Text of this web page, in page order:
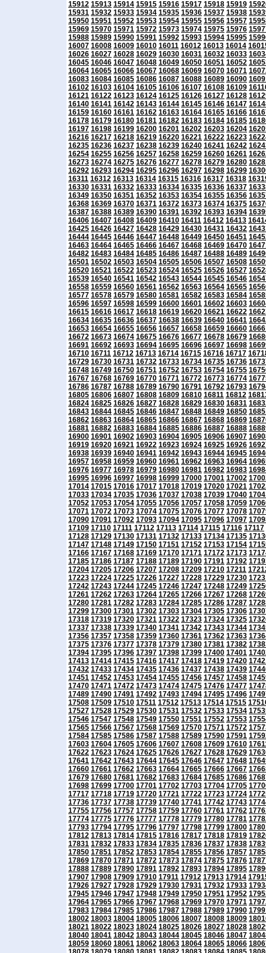
15912 15913 15914 15915 15916 15917 15918 15919
15931 15932 15933 15934 15935 15936 15937 15938
15950 15951 15952 15953 15954 15955 15956 15957
15969 15970 15971 15972 15973 15974 15975 15976
15988 15989 15990 15991 15992 15993 15994 15995
16007 16008 16009 16010 16011 16012 16013 16014
16026 16027 16028 16029 16030 16031 16032 16033
16045 16046 16047 16048 16049 16050 16051 16052
16064 16065 16066 16067 16068 16069 16070 16071
16083 16084 16085 16086 16087 16088 16089 16090
16102 16103 16104 16105 16106 16107 16108 16109
16121 16122 16123 16124 16125 16126 16127 16128
16140 16141 16142 16143 16144 16145 16146 16147
16159 16160 16161 16162 16163 16164 16165 16166
16178 16179 16180 16181 16182 16183 16184 16185
16197 16198 16199 16200 16201 16202 16203 16204
16216 16217 16218 16219 16220 16221 16222 16223
16235 16236 16237 16238 16239 16240 16241 16242
16254 16255 16256 16257 16258 16259 16260 16261
16273 16274 16275 16276 16277 16278 16279 16280
16292 16293 16294 16295 16296 16297 16298 16299
16311 16312 16313 16314 16315 16316 16317 16318
16330 16331 16332 16333 16334 16335 16336 16337
16349 16350 16351 16352 16353 16354 16355 16356
16368 16369 16370 16371 16372 16373 16374 16375
16387 16388 16389 16390 16391 16392 16393 16394
16406 16407 16408 16409 16410 16411 16412 16413
16425 16426 16427 16428 16429 16430 16431 16432
16444 16445 16446 16447 16448 16449 16450 16451
16463 16464 16465 16466 16467 16468 16469 16470
16482 16483 16484 16485 16486 16487 16488 16489
16501 16502 16503 16504 16505 16506 16507 16508
16520 16521 16522 16523 16524 16525 16526 16527
16539 16540 16541 16542 16543 16544 16545 16546
16558 16559 16560 16561 16562 16563 16564 16565
16577 16578 16579 16580 16581 16582 16583 16584
16596 16597 16598 16599 16600 16601 16602 16603
16615 16616 16617 16618 16619 16620 16621 16622
16634 16635 16636 16637 16638 16639 16640 16641
16653 16654 16655 16656 16657 16658 16659 16660
16672 16673 16674 16675 16676 16677 16678 16679
16691 16692 16693 16694 16695 16696 16697 16698
16710 16711 16712 16713 16714 16715 16716 16717
16729 16730 16731 16732 16733 16734 16735 16736
16748 16749 16750 16751 16752 16753 16754 16755
16767 16768 16769 16770 16771 16772 16773 16774
16786 16787 16788 16789 16790 16791 16792 16793
16805 16806 16807 16808 16809 16810 16811 16812
16824 16825 16826 16827 16828 16829 16830 16831
16843 16844 16845 16846 16847 16848 16849 16850
16862 16863 16864 16865 16866 16867 16868 16869
16881 16882 16883 16884 16885 16886 16887 16888
16900 16901 16902 16903 16904 16905 16906 16907
16919 16920 16921 16922 16923 16924 16925 16926
16938 16939 16940 16941 16942 16943 16944 16945
16957 16958 16959 16960 16961 16962 16963 16964
16976 16977 16978 16979 16980 16981 16982 16983
16995 16996 16997 16998 16999 17000 17001 17002
17014 17015 17016 17017 17018 17019 17020 17021
17033 17034 17035 17036 17037 17038 17039 17040
17052 17053 17054 17055 17056 17057 17058 17059
17071 17072 17073 17074 17075 17076 17077 17078
17090 17091 17092 17093 17094 17095 17096 17097
17109 17110 17111 17112 17113 17114 17115 17116 17117
17128 17129 17130 17131 17132 17133 17134 17135
17147 17148 17149 17150 17151 17152 17153 17154
17166 17167 17168 17169 17170 17171 17172 17173
17185 17186 17187 17188 17189 17190 17191 17192
17204 17205 17206 17207 17208 17209 17210 17211
17223 17224 17225 17226 17227 17228 17229 17230
17242 17243 17244 17245 17246 17247 17248 17249
17261 17262 17263 17264 17265 17266 17267 17268
17280 17281 17282 17283 17284 17285 17286 17287
17299 17300 17301 17302 17303 17304 17305 17306
17318 17319 17320 17321 17322 17323 17324 17325
17337 17338 17339 17340 17341 17342 17343 17344
17356 17357 17358 17359 17360 17361 17362 17363
17375 17376 17377 17378 17379 17380 17381 17382
17394 17395 17396 17397 17398 17399 17400 17401
17413 17414 17415 17416 17417 17418 17419 17420
17432 17433 17434 17435 17436 17437 17438 17439
17451 17452 17453 17454 17455 17456 17457 17458
17470 17471 17472 17473 17474 17475 17476 17477
17489 17490 17491 17492 17493 17494 17495 17496
17508 17509 17510 17511 17512 17513 17514 17515
17527 17528 17529 17530 17531 17532 17533 17534
17546 17547 17548 17549 17550 17551 17552 17553
17565 17566 17567 17568 17569 17570 17571 17572
17584 17585 17586 17587 17588 17589 17590 17591
17603 17604 17605 17606 17607 17608 17609 17610
17622 17623 17624 17625 17626 17627 17628 17629
17641 17642 17643 17644 17645 17646 17647 17648
17660 17661 17662 17663 17664 17665 17666 17667
17679 17680 17681 17682 17683 17684 17685 17686
17698 17699 17700 17701 17702 17703 17704 17705
17717 17718 17719 17720 17721 17722 17723 17724
17736 17737 17738 17739 17740 17741 17742 17743
17755 17756 17757 17758 17759 17760 17761 17762
17774 17775 17776 17777 17778 17779 17780 17781
17793 17794 17795 17796 17797 17798 17799 17800
17812 17813 17814 17815 17816 17817 17818 17819
17831 17832 17833 17834 17835 17836 17837 17838
17850 17851 17852 17853 17854 17855 17856 17857
17869 17870 17871 17872 17873 17874 17875 17876
17888 17889 17890 17891 17892 17893 17894 17895
17907 17908 17909 17910 17911 17912 17913 17914
17926 17927 17928 17929 17930 17931 17932 17933
17945 17946 17947 17948 17949 17950 17951 17952
17964 17965 17966 17967 17968 17969 17970 17971
17983 17984 17985 17986 17987 17988 17989 17990
18002 18003 18004 18005 18006 18007 18008 18009
18021 18022 18023 18024 18025 18026 18027 18028
18040 18041 18042 18043 18044 18045 18046 18047
18059 18060 18061 18062 18063 18064 18065 18066